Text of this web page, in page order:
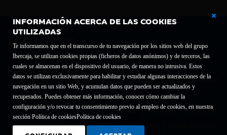
INFORMACIÓN ACERCA DE LAS COOKIES
UTILIZADAS
Te informamos que en el transcurso de tu navegación por los sitios web del grupo
Ibercaja, se utilizan cookies propias (ficheros de datos anónimos) y de terceros, las
cuales se almacenan en el dispositivo del usuario, de manera no intrusiva. Estos
datos se utilizan exclusivamente para habilitar y estudiar algunas interacciones de la
navegación en un sitio Web, y acumulan datos que pueden ser actualizados y
recuperados. Puedes obtener más información, conocer cómo cambiar la
configuración y/o revocar tu consentimiento previo al empleo de cookies, en nuestra
sección Política de cookiesPolítica de cookies
Fundación Bancaria Ibercaja C.I.F. G-50000652.
Inscrita en el Registro de Fundaciones del Mº de Educación, Cultura y Deporte con el nº
1689.
Domicilio social: Joaquín Costa, 13. 50001 Zaragoza.
Contacto
Declaración de accesibilidad
Aviso legal Política de privacidad